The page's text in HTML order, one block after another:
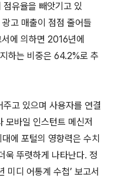
유율을 빼앗기고 있
고 매출이 점점 줄어들
에 의하면 2016년에
하는 비중은 64.2%로 추
고 있으며 사용자를 연결
모바일 인스턴트 메신저
에 포털의 영향력은 수치
욱 뚜렷하게 나타난다. 정
미디 어통계 수첩’ 보고서